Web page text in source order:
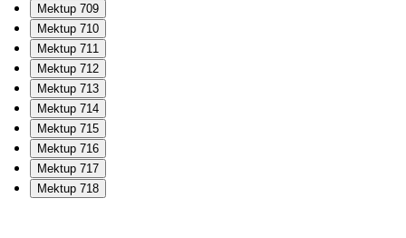
Mektup 709
Mektup 710
Mektup 711
Mektup 712
Mektup 713
Mektup 714
Mektup 715
Mektup 716
Mektup 717
Mektup 718